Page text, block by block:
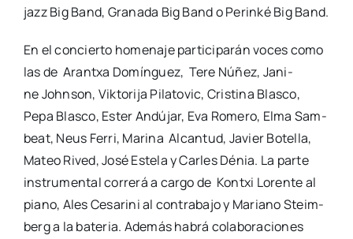
jazz Big Band, Gra­na­da Big Band o Perin­ké Big Band.
En el con­cier­to home­na­je par­ti­ci­pa­rán voces como
las de Arantxa Domín­guez, Tere Núñez, Jani­
ne John­son, Vik­to­ri­ja Pila­to­vic, Cris­ti­na Blas­co,
Pepa Blas­co, Ester Andú­jar, Eva Rome­ro, Elma Sam­
beat, Neus Ferri, Mari­na Alcan­tud, Javier Bote­lla,
Mateo Rived, José Este­la y Car­les Dénia. La par­te
ins­tru­men­tal corre­rá a car­go de Kontxi Loren­te al
piano, Ales Cesa­ri­ni al con­tra­ba­jo y Mariano Steim­
berg a la bate­ria. Ade­más habrá cola­bo­ra­cio­nes